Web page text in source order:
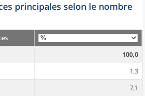
principales selon le nombre
100,0
1,3
7,1